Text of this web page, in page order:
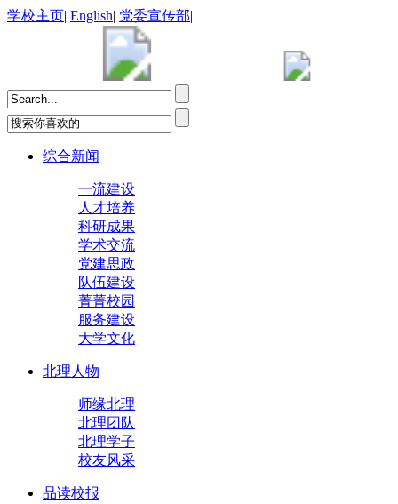
学校主页| English| 党委宣传部|
综合新闻
一流建设
人才培养
科研成果
学术交流
党建思政
队伍建设
菁菁校园
服务建设
大学文化
北理人物
师缘北理
北理团队
北理学子
校友风采
品读校报